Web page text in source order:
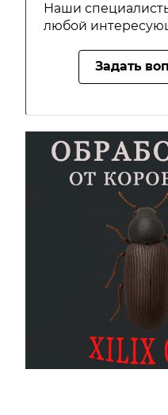
Наши
любой
Задать